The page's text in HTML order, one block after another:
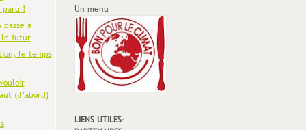
paru !
passe à
le futur
le temps
(d’abord)
Un menu
LIENS UTILES-